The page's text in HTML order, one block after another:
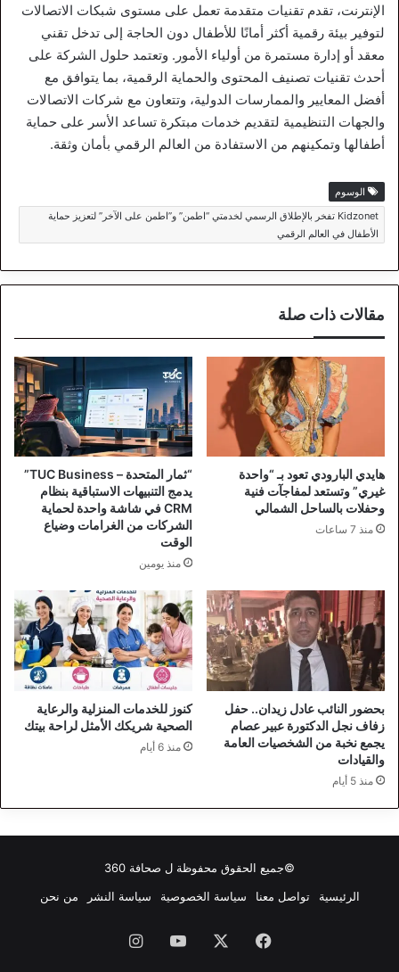
الإنترنت، تقدم تقنيات متقدمة تعمل على مستوى شبكات الاتصالات
لتوفير بيئة رقمية أكثر أمانًا للأطفال دون الحاجة إلى تدخل تقني
معقد أو إدارة مستمرة من أولياء الأمور. وتعتمد حلول الشركة على
أحدث تقنيات تصنيف المحتوى والحماية الرقمية، بما يتوافق مع
أفضل المعايير والممارسات الدولية، وتتعاون مع شركات الاتصالات
والجهات التنظيمية لتقديم خدمات مبتكرة تساعد الأسر على حماية
أطفالها وتمكينهم من الاستفادة من العالم الرقمي بأمان وثقة.
الوسوم
Kidzonet تفخر بالإطلاق الرسمي لخدمتي “اطمن” و”اطمن على الآخر” لتعزيز حماية
الأطفال في العالم الرقمي
مقالات ذات صلة
هايدي البارودي تعود بـ “واحدة
غيري” وتستعد لمفاجآت فنية
وحفلات بالساحل الشمالي
منذ 7 ساعات
“ثمار المتحدة – TUC Business”
يدمج التنبيهات الاستباقية بنظام
CRM في شاشة واحدة لحماية
الشركات من الغرامات وضياع
الوقت
منذ يومين
بحضور النائب عادل زيدان.. حفل
زفاف نجل الدكتورة عبير عصام
يجمع نخبة من الشخصيات العامة
والقيادات
منذ 5 أيام
كنوز للخدمات المنزلية والرعاية
الصحية شريكك الأمثل لراحة بيتك
منذ 6 أيام
©جميع الحقوق محفوظة ل صحافة 360
الرئيسية
تواصل معنا سياسة الخصوصية سياسة النشر من نحن
فيسبوك ‫YouTube